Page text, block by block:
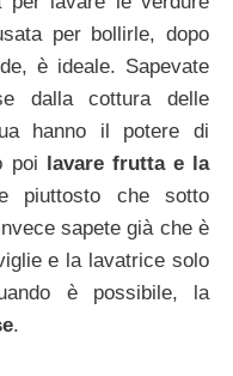
per bollirle, dopo
è ideale. Sapevate
dalla cottura delle
hanno il potere di
poi lavare frutta e la
piuttosto che sotto
sapete già che è
e la lavatrice solo
è possibile, la
.